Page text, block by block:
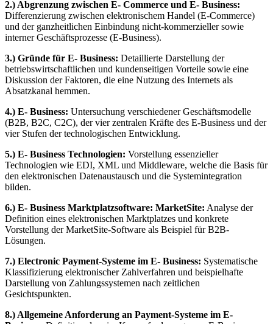
2.) Abgrenzung zwischen E- Commerce und E- Business:
Differenzierung zwischen elektronischem Handel (E-Commerce)
und der ganzheitlichen Einbindung nicht-kommerzieller sowie
interner Geschäftsprozesse (E-Business).
3.) Gründe für E- Business: Detaillierte Darstellung der
betriebswirtschaftlichen und kundenseitigen Vorteile sowie eine
Diskussion der Faktoren, die eine Nutzung des Internets als
Absatzkanal hemmen.
4.) E- Business: Untersuchung verschiedener Geschäftsmodelle
(B2B, B2C, C2C), der vier zentralen Kräfte des E-Business und der
vier Stufen der technologischen Entwicklung.
5.) E- Business Technologien: Vorstellung essenzieller
Technologien wie EDI, XML und Middleware, welche die Basis für
den elektronischen Datenaustausch und die Systemintegration
bilden.
6.) E- Business Marktplatzsoftware: MarketSite: Analyse der
Definition eines elektronischen Marktplatzes und konkrete
Vorstellung der MarketSite-Software als Beispiel für B2B-
Lösungen.
7.) Electronic Payment-Systeme im E- Business: Systematische
Klassifizierung elektronischer Zahlverfahren und beispielhafte
Darstellung von Zahlungssystemen nach zeitlichen
Gesichtspunkten.
8.) Allgemeine Anforderung an Payment-Systeme im E-